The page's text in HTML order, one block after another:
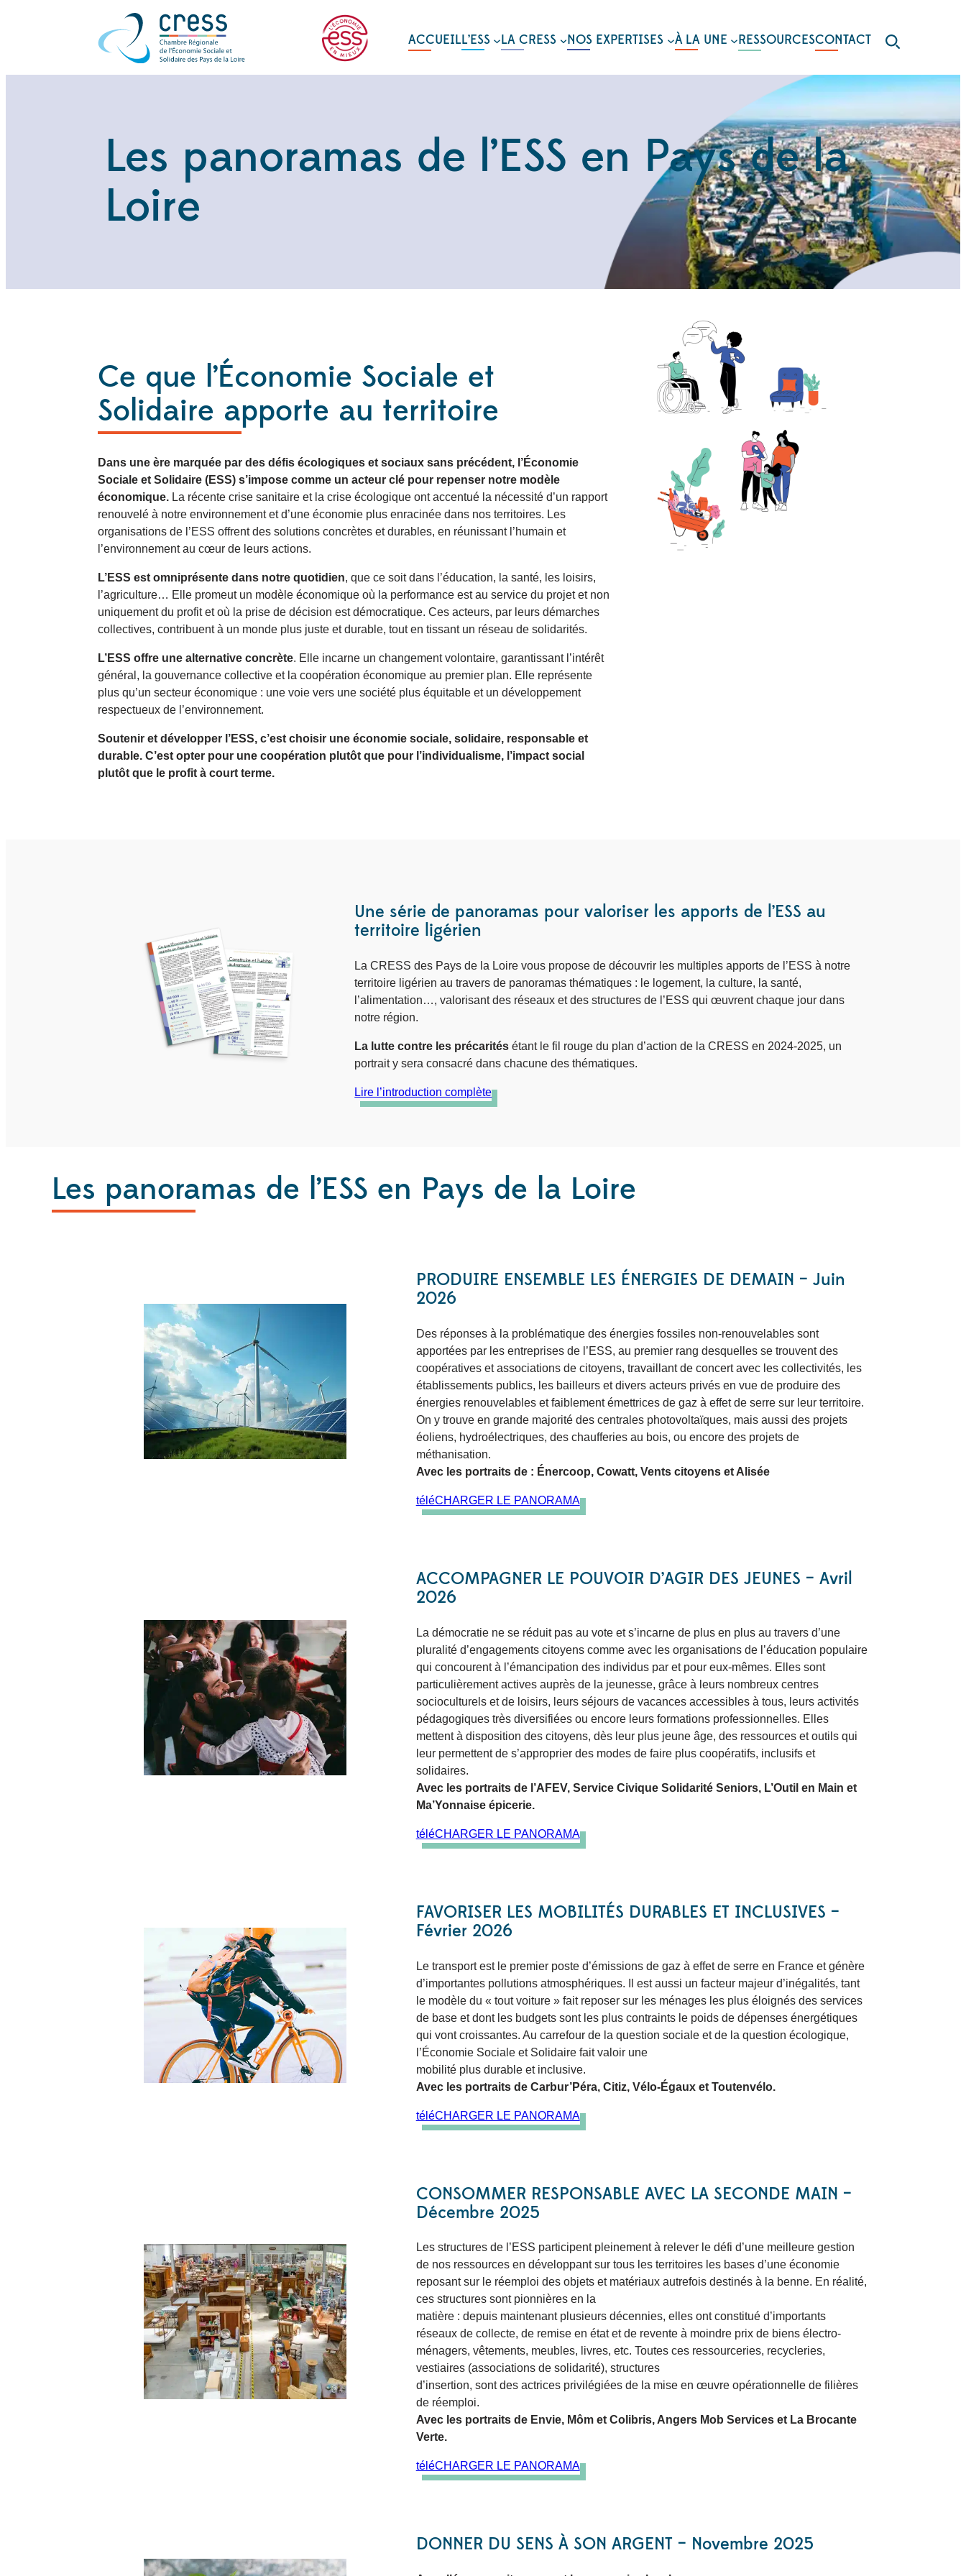
ACCUEILL’ESS LA CRESS NOS EXPERTISES À LA UNE RESSOURCESCONTACT
Les panoramas de l’ESS en Pays de la
Loire
Ce que l’Économie Sociale et
Solidaire apporte au territoire
Dans une ère marquée par des défis écologiques et sociaux sans précédent, l’Économie
Sociale et Solidaire (ESS) s’impose comme un acteur clé pour repenser notre modèle
économique. La récente crise sanitaire et la crise écologique ont accentué la nécessité d’un rapport
renouvelé à notre environnement et d’une économie plus enracinée dans nos territoires. Les
organisations de l’ESS offrent des solutions concrètes et durables, en réunissant l’humain et
l’environnement au cœur de leurs actions.
L’ESS est omniprésente dans notre quotidien, que ce soit dans l’éducation, la santé, les loisirs,
l’agriculture… Elle promeut un modèle économique où la performance est au service du projet et non
uniquement du profit et où la prise de décision est démocratique. Ces acteurs, par leurs démarches
collectives, contribuent à un monde plus juste et durable, tout en tissant un réseau de solidarités.
L’ESS offre une alternative concrète. Elle incarne un changement volontaire, garantissant l’intérêt
général, la gouvernance collective et la coopération économique au premier plan. Elle représente
plus qu’un secteur économique : une voie vers une société plus équitable et un développement
respectueux de l’environnement.
Soutenir et développer l’ESS, c’est choisir une économie sociale, solidaire, responsable et
durable. C’est opter pour une coopération plutôt que pour l’individualisme, l’impact social
plutôt que le profit à court terme.
Une série de panoramas pour valoriser les apports de l’ESS au
territoire ligérien
La CRESS des Pays de la Loire vous propose de découvrir les multiples apports de l’ESS à notre
territoire ligérien au travers de panoramas thématiques : le logement, la culture, la santé,
l’alimentation…, valorisant des réseaux et des structures de l’ESS qui œuvrent chaque jour dans
notre région.
La lutte contre les précarités étant le fil rouge du plan d’action de la CRESS en 2024-2025, un
portrait y sera consacré dans chacune des thématiques.
Lire l’introduction complète
Les panoramas de l’ESS en Pays de la Loire
PRODUIRE ENSEMBLE LES ÉNERGIES DE DEMAIN – Juin
2026
Des réponses à la problématique des énergies fossiles non-renouvelables sont
apportées par les entreprises de l’ESS, au premier rang desquelles se trouvent des
coopératives et associations de citoyens, travaillant de concert avec les collectivités, les
établissements publics, les bailleurs et divers acteurs privés en vue de produire des
énergies renouvelables et faiblement émettrices de gaz à effet de serre sur leur territoire.
On y trouve en grande majorité des centrales photovoltaïques, mais aussi des projets
éoliens, hydroélectriques, des chaufferies au bois, ou encore des projets de
méthanisation.
Avec les portraits de : Énercoop, Cowatt, Vents citoyens et Alisée
téléCHARGER LE PANORAMA
ACCOMPAGNER LE POUVOIR D’AGIR DES JEUNES – Avril
2026
La démocratie ne se réduit pas au vote et s’incarne de plus en plus au travers d’une
pluralité d’engagements citoyens comme avec les organisations de l’éducation populaire
qui concourent à l’émancipation des individus par et pour eux-mêmes. Elles sont
particulièrement actives auprès de la jeunesse, grâce à leurs nombreux centres
socioculturels et de loisirs, leurs séjours de vacances accessibles à tous, leurs activités
pédagogiques très diversifiées ou encore leurs formations professionnelles. Elles
mettent à disposition des citoyens, dès leur plus jeune âge, des ressources et outils qui
leur permettent de s’approprier des modes de faire plus coopératifs, inclusifs et
solidaires.
Avec les portraits de l’AFEV, Service Civique Solidarité Seniors, L’Outil en Main et
Ma’Yonnaise épicerie.
téléCHARGER LE PANORAMA
FAVORISER LES MOBILITÉS DURABLES ET INCLUSIVES –
Février 2026
Le transport est le premier poste d’émissions de gaz à effet de serre en France et génère
d’importantes pollutions atmosphériques. Il est aussi un facteur majeur d’inégalités, tant
le modèle du « tout voiture » fait reposer sur les ménages les plus éloignés des services
de base et dont les budgets sont les plus contraints le poids de dépenses énergétiques
qui vont croissantes. Au carrefour de la question sociale et de la question écologique,
l’Économie Sociale et Solidaire fait valoir une
mobilité plus durable et inclusive.
Avec les portraits de Carbur’Péra, Citiz, Vélo-Égaux et Toutenvélo.
téléCHARGER LE PANORAMA
CONSOMMER RESPONSABLE AVEC LA SECONDE MAIN –
Décembre 2025
Les structures de l’ESS participent pleinement à relever le défi d’une meilleure gestion
de nos ressources en développant sur tous les territoires les bases d’une économie
reposant sur le réemploi des objets et matériaux autrefois destinés à la benne. En réalité,
ces structures sont pionnières en la
matière : depuis maintenant plusieurs décennies, elles ont constitué d’importants
réseaux de collecte, de remise en état et de revente à moindre prix de biens électro-
ménagers, vêtements, meubles, livres, etc. Toutes ces ressourceries, recycleries,
vestiaires (associations de solidarité), structures
d’insertion, sont des actrices privilégiées de la mise en œuvre opérationnelle de filières
de réemploi.
Avec les portraits de Envie, Môm et Colibris, Angers Mob Services et La Brocante
Verte.
téléCHARGER LE PANORAMA
DONNER DU SENS À SON ARGENT – Novembre 2025